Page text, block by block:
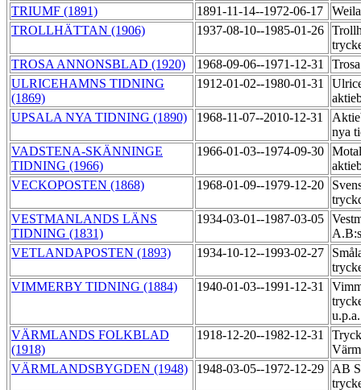
TRIUMF (1891)
1891-11-14--1972-06-17
TROLLHÄTTAN (1906)
1937-08-10--1985-01-26
TROSA ANNONSBLAD (1920)
1968-09-06--1971-12-31
ULRICEHAMNS TIDNING
(1869)
1912-01-02--1980-01-31
UPSALA NYA TIDNING (1890)
1968-11-07--2010-12-31
nya
VADSTENA-SKÄNNINGE
TIDNING (1966)
1966-01-03--1974-09-30
VECKOPOSTEN (1868)
1968-01-09--1979-12-20
VESTMANLANDS LÄNS
TIDNING (1831)
1934-03-01--1987-03-05
VETLANDAPOSTEN (1893)
1934-10-12--1993-02-27
VIMMERBY TIDNING (1884)
1940-01-03--1991-12-31
VÄRMLANDS FOLKBLAD
(1918)
1918-12-20--1982-12-31
VÄRMLANDSBYGDEN (1948)
1948-03-05--1972-12-29
AB